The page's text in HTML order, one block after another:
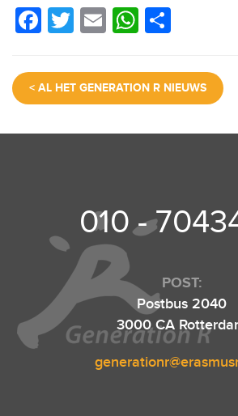
F
c
e
T
tt
er
E
ail
W
at
s
e
n
< AL HET GENERATION R NIEUWS
010 -
POST:
Postbus 2040
3000 CA